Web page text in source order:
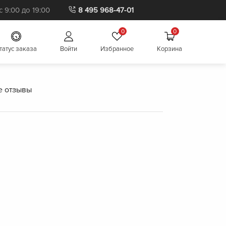
9:00 до 19:00 8 495 968-47-01
заказа Войти
0
Избранное
0
Корзина
отзывы